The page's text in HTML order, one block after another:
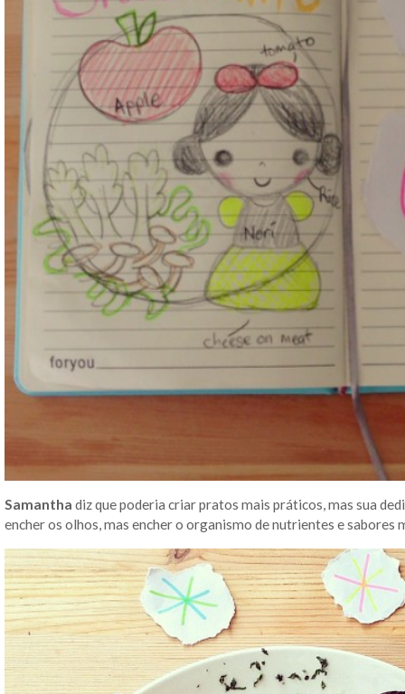
Samantha diz que poderia criar pratos mais práticos, mas sua
encher os olhos, mas encher o organismo de nutrientes e sabores